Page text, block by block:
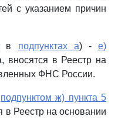
с указанием причин
в подпунктах а) -е)
вносятся в Реестр на
ФНС России.
подпунктом ж) пункта 5
в Реестр на основании